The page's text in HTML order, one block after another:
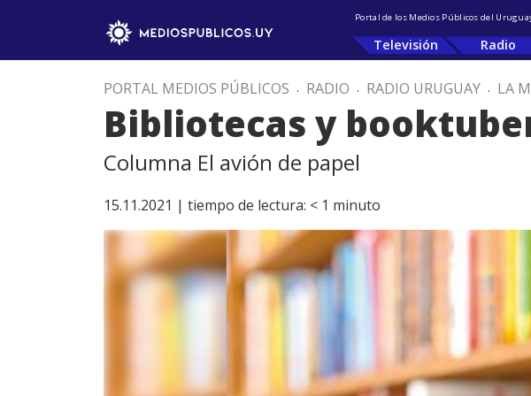
Portal de los Medios Públicos del
Televisión Radio
PORTAL MEDIOS PÚBLICOS . RADIO . RADIO URUGUAY . LA
Bibliotecas y
Columna El avión de papel
15.11.2021 | tiempo de lectura: < 1 minuto